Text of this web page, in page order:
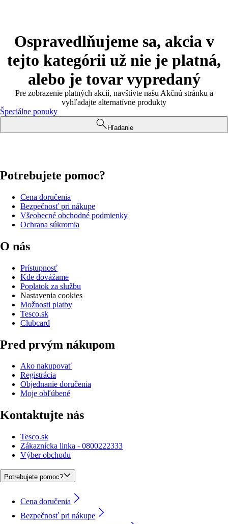
Ospravedlňujeme sa, akcia v
tejto kategórii už nie je platná,
alebo je tovar vypredaný
Pre zobrazenie platných akcií, navštívte našu Akčnú stránku a
vyhľadajte alternatívne produkty
Špeciálne ponuky
Hľadanie
Potrebujete pomoc?
Cena doručenia
Bezpečnosť pri nákupe
Všeobecné obchodné podmienky
Ochrana súkromia
O nás
Prístupnosť
Kde dovážame
Poplatok za službu
Nastavenia cookies
Možnosti platby
Tesco.sk
Clubcard
Pred prvým nákupom
Ako nakupovať
Registrácia
Objednanie doručenia
Moje obľúbené
Kontaktujte nás
Tesco.sk
Zákaznícka linka - 0800222333
Výber obchodu
Potrebujete pomoc?
Cena doručenia
Bezpečnosť pri nákupe